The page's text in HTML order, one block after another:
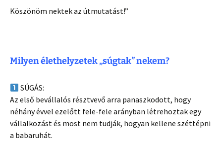
Köszönöm nektek az útmutatást!”
Milyen élethelyzetek „súgtak” nekem?
SÚGÁS:
Az első bevállalós résztvevő arra panaszkodott, hogy
néhány évvel ezelőtt fele-fele arányban létrehoztak egy
vállalkozást és most nem tudják, hogyan kellene széttépni
a babaruhát.